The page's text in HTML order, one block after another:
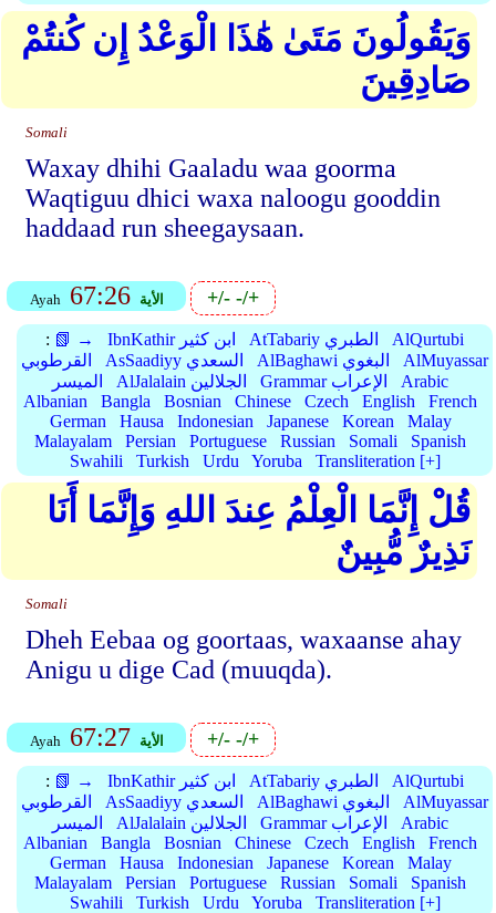
وَيَقُولُونَ مَتَىٰ هَٰذَا الْوَعْدُ إِن كُنتُمْ
صَادِقِينَ
Somali
Waxay dhihi Gaaladu waa goorma
Waqtiguu dhici waxa naloogu gooddin
haddaad run sheegaysaan.
Ayah 67:26 الأية +/--/+
: 📗 → IbnKathir ابن كثير AtTabariy الطبري
AlQurtubi
القرطوبي
AsSaadiyy السعدي AlBaghawi البغوي
AlMuyassar
الميسر
AlJalalain الجلالين Grammar الإعراب
Arabic
Albanian
Bangla Bosnian Chinese Czech English
French
German
Hausa Indonesian Japanese Korean
Malay
Malayalam
Persian Portuguese Russian Somali
Spanish
Swahili
Turkish Urdu Yoruba Transliteration [+]
قُلْ إِنَّمَا الْعِلْمُ عِندَ اللهِ وَإِنَّمَا أَنَا
نَذِيرٌ مُّبِينٌ
Somali
Dheh Eebaa og goortaas, waxaanse ahay
Anigu u dige Cad (muuqda).
Ayah 67:27 الأية +/--/+
: 📗 → IbnKathir ابن كثير AtTabariy الطبري
AlQurtubi
القرطوبي
AsSaadiyy السعدي AlBaghawi البغوي
AlMuyassar
الميسر
AlJalalain الجلالين Grammar الإعراب
Arabic
Albanian
Bangla Bosnian Chinese Czech English
French
German
Hausa Indonesian Japanese Korean
Malay
Malayalam
Persian Portuguese Russian Somali
Spanish
Swahili
Turkish Urdu Yoruba Transliteration [+]